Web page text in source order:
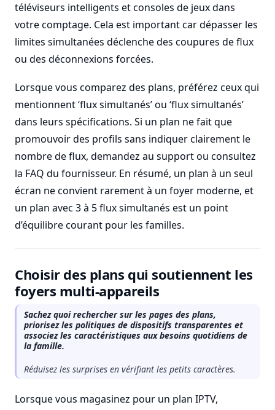
téléviseurs intelligents et consoles de jeux dans
votre comptage. Cela est important car dépasser les
limites simultanées déclenche des coupures de flux
ou des déconnexions forcées.
Lorsque vous comparez des plans, préférez ceux qui
mentionnent ‘flux simultanés’ ou ‘flux simultanés’
dans leurs spécifications. Si un plan ne fait que
promouvoir des profils sans indiquer clairement le
nombre de flux, demandez au support ou consultez
la FAQ du fournisseur. En résumé, un plan à un seul
écran ne convient rarement à un foyer moderne, et
un plan avec 3 à 5 flux simultanés est un point
d’équilibre courant pour les familles.
Choisir des plans qui soutiennent les
foyers multi-appareils
Sachez quoi rechercher sur les pages des plans,
priorisez les politiques de dispositifs transparentes et
associez les caractéristiques aux besoins quotidiens de
la famille.
Réduisez les surprises en vérifiant les petits caractères.
Lorsque vous magasinez pour un plan IPTV,